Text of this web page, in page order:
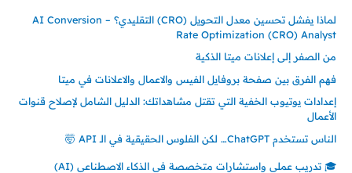
لماذا يفشل تحسين معدل التحويل (CRO) التقليدي؟ – AI Conversion
Rate Optimization (CRO) Analyst
من الصفر إلى إعلانات ميتا الذكية
فهم الفرق بين صفحة بروفايل الفيس والاعمال والاعلانات في ميتا
إعدادات يوتيوب الخفية التي تقتل مشاهداتك: الدليل الشامل لإصلاح قنوات
الأعمال
الناس تستخدم ChatGPT… لكن الفلوس الحقيقية في الـ API 🤯
🎓 تدريب عملي واستشارات متخصصة في الذكاء الاصطناعي (AI)